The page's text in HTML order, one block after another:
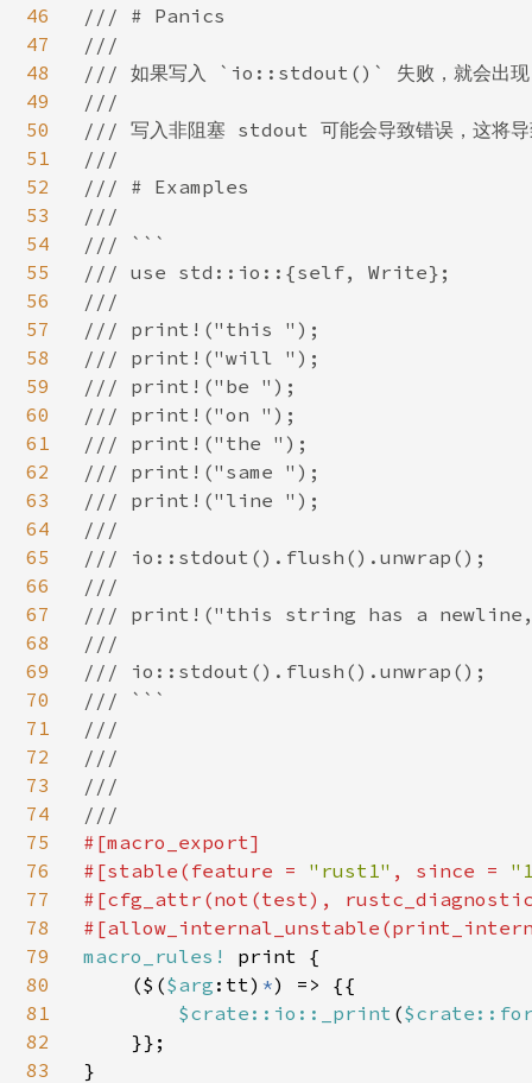
46
47
48
49
50
51
52
53
54
55
56
57
58
59
60
61
62
63
64
65
66
67
68
69
70
71
72
73
74
75
76
77
78
79
80
81
82
83
/// # Panics
///
/// 如果写入 `io::stdout()` 失败，就会出
///
/// 写入非阻塞 stdout 可能会导致错误，这将
///
/// # Examples
///
/// ```
/// use std::io::{self, Write};
///
/// print!("this ");
/// print!("will ");
/// print!("be ");
/// print!("on ");
/// print!("the ");
/// print!("same ");
/// print!("line ");
///
/// io::stdout().flush().unwrap();
///
/// print!("this string has a newline,
///
/// io::stdout().flush().unwrap();
/// ```
///
///
///
#[macro_export]
#[stable(feature = "rust1" , since =
#[cfg_attr(not(test),
macro_rules! print {
    ($(
$arg :tt) *) => {{
$crate::io::_print ($
    }};
}